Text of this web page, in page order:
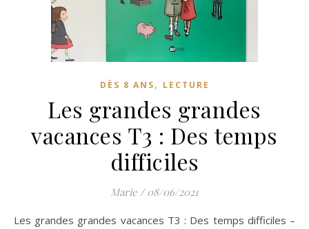
DÈS 8 ANS, LECTURE
Les grandes grandes
vacances T3 : Des temps
difficiles
Marie / 08/06/2021
Les grandes grandes vacances T3 : Des temps difficiles –